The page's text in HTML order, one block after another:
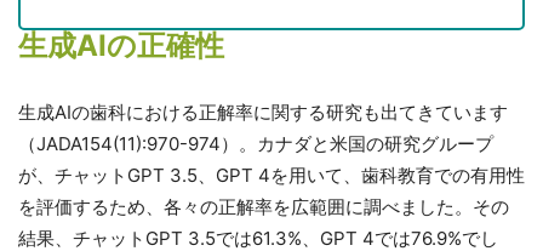
生成AIの正確性
生成AIの歯科における正解率に関する研究も出てきています
（JADA154(11):970-974）。カナダと米国の研究グループ
が、チャットGPT 3.5、GPT 4を用いて、歯科教育での有用性
を評価するため、各々の正解率を広範囲に調べました。その
結果、チャットGPT 3.5では61.3%、GPT 4では76.9%でし